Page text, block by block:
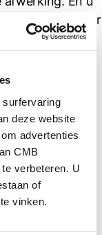
deze website
advertenties
CMB
verbeteren. U
of
vinken.
verbeteren door
50 speciale